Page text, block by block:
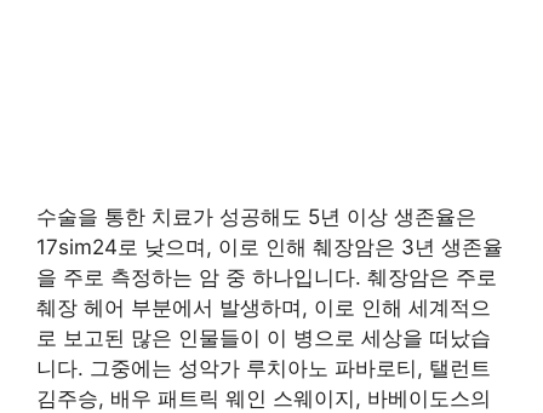
수술을 통한 치료가 성공해도 5년 이상 생존율은
17sim24로 낮으며, 이로 인해 췌장암은 3년 생존율
을 주로 측정하는 암 중 하나입니다. 췌장암은 주로
췌장 헤어 부분에서 발생하며, 이로 인해 세계적으
로 보고된 많은 인물들이 이 병으로 세상을 떠났습
니다. 그중에는 성악가 루치아노 파바로티, 탤런트
김주승, 배우 패트릭 웨인 스웨이지, 바베이도스의